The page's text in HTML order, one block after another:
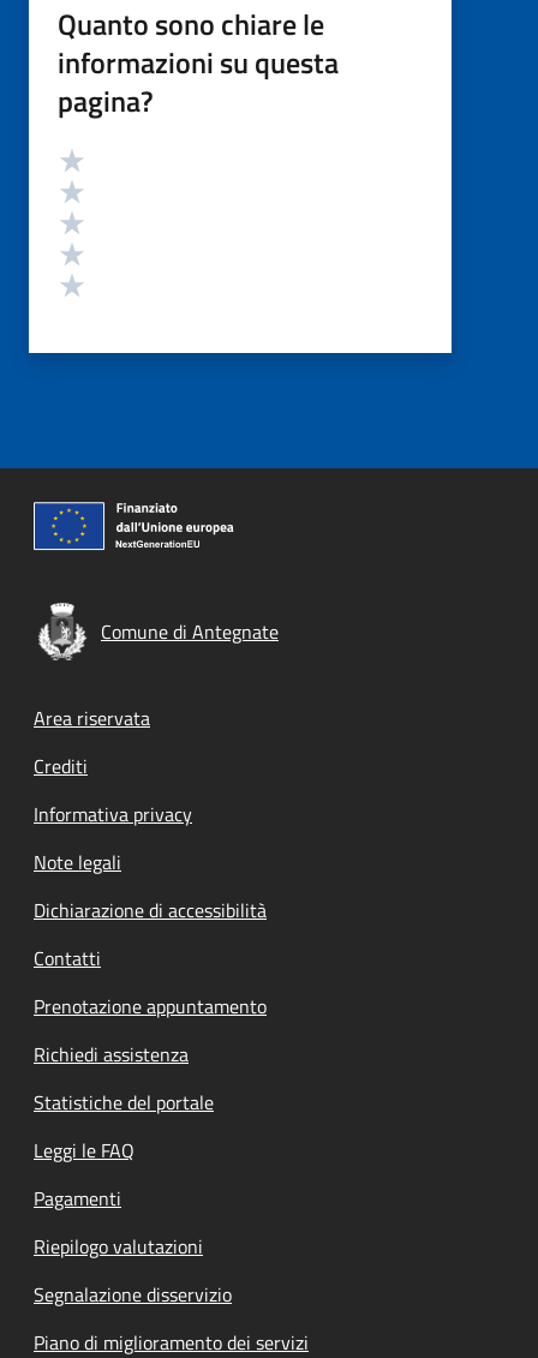
Quanto sono chiare le
informazioni su questa
pagina?
Valutazione
Comune di Antegnate
Footer menu
Area riservata
Crediti
Informativa privacy
Note legali
Dichiarazione di accessibilità
Contatti
Prenotazione appuntamento
Richiedi assistenza
Statistiche del portale
Leggi le FAQ
Pagamenti
Riepilogo valutazioni
Segnalazione disservizio
Piano di miglioramento dei servizi